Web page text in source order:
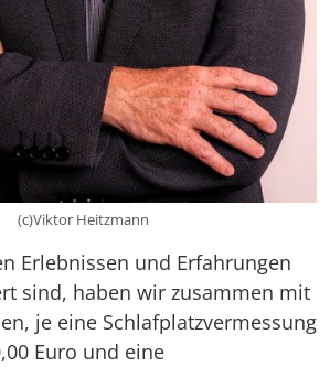
(c)Viktor Heitzmann
Erlebnissen und Erfahrungen
sind, haben wir zusammen mit
je eine Schlafplatzvermessung
Euro und eine